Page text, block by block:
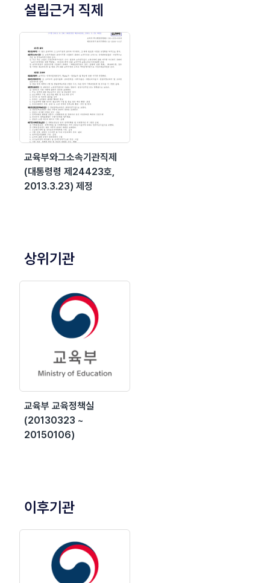
설립근거 직제
교육부와그소속기관직제
(대통령령 제24423호,
2013.3.23) 제정
상위기관
교육부 교육정책실
(20130323 ~
20150106)
이후기관